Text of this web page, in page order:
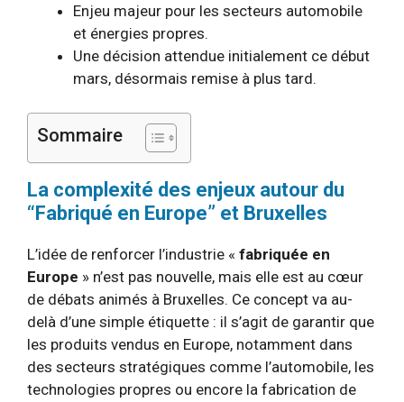
Enjeu majeur pour les secteurs automobile
et énergies propres.
Une décision attendue initialement ce début
mars, désormais remise à plus tard.
Sommaire
La complexité des enjeux autour du
“Fabriqué en Europe” et Bruxelles
L’idée de renforcer l’industrie « fabriquée en
Europe » n’est pas nouvelle, mais elle est au cœur
de débats animés à Bruxelles. Ce concept va au-
delà d’une simple étiquette : il s’agit de garantir que
les produits vendus en Europe, notamment dans
des secteurs stratégiques comme l’automobile, les
technologies propres ou encore la fabrication de